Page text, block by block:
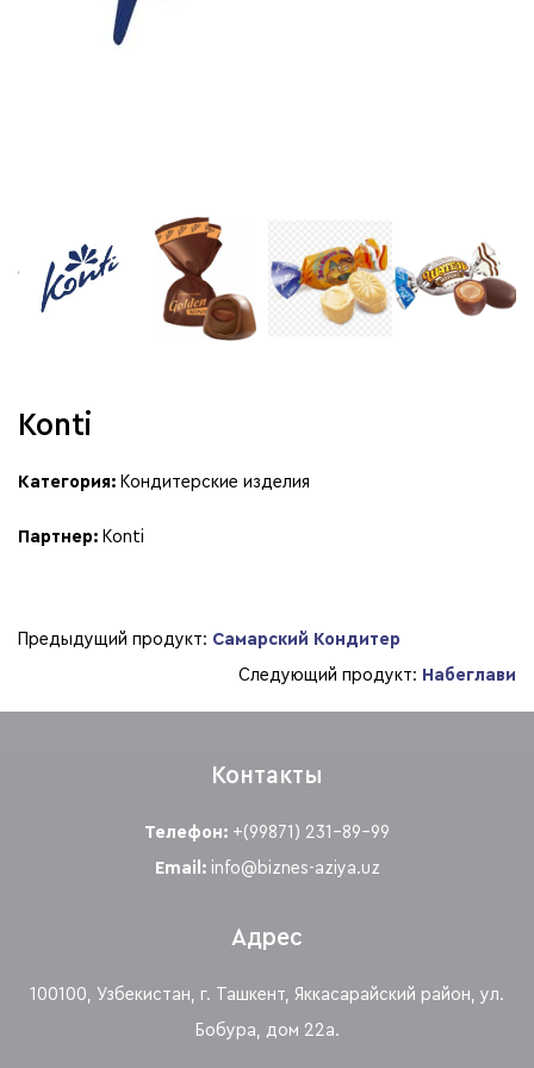
Konti
Категория: Кондитерские изделия
Партнер: Konti
Предыдущий продукт: Самарский Кондитер
Следующий продукт: Набеглави
Контакты
Телефон: +(99871) 231-89-99
Email: info@biznes-aziya.uz
Адрес
100100, Узбекистан, г. Ташкент, Яккасарайский район, ул.
Бобура, дом 22а.